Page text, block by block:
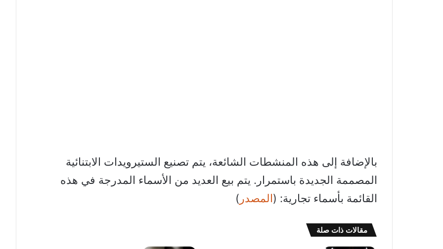
بالإضافة إلى هذه المنشطات الشائعة، يتم تصنيع الستيرويدات الابتنائية
المصممة الجديدة باستمرار. يتم بيع العديد من الأسماء المدرجة في هذه
القائمة بأسماء تجارية: (المصدر )
مقالات ذات صلة